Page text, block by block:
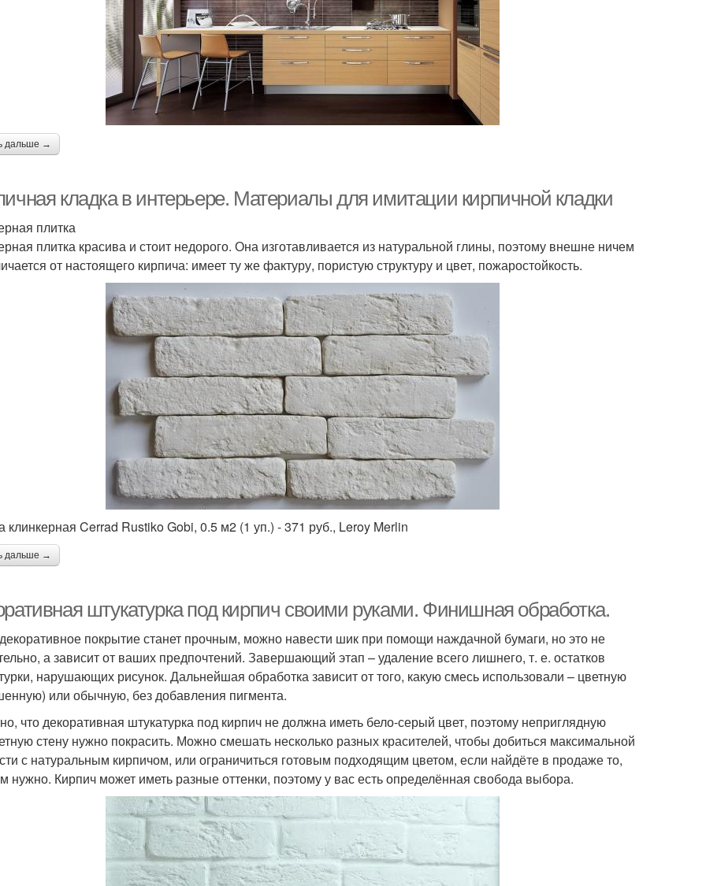
дальше →
кладка в интерьере. Материалы для имитации кирпичной кладки
плитка
плитка красива и стоит недорого. Она изготавливается из натуральной глины, поэтому внешне ничем
от настоящего кирпича: имеет ту же фактуру, пористую структуру и цвет, пожаростойкость.
клинкерная Cerrad Rustiko Gobi, 0.5 м2 (1 уп.) - 371 руб., Leroy Merlin
дальше →
штукатурка под кирпич своими руками. Финишная обработка.
покрытие станет прочным, можно навести шик при помощи наждачной бумаги, но это не
а зависит от ваших предпочтений. Завершающий этап – удаление всего лишнего, т. е. остатков
нарушающих рисунок. Дальнейшая обработка зависит от того, какую смесь использовали – цветную
или обычную, без добавления пигмента.
что декоративная штукатурка под кирпич не должна иметь бело-серый цвет, поэтому неприглядную
стену нужно покрасить. Можно смешать несколько разных красителей, чтобы добиться максимальной
с натуральным кирпичом, или ограничиться готовым подходящим цветом, если найдёте в продаже то,
нужно. Кирпич может иметь разные оттенки, поэтому у вас есть определённая свобода выбора.